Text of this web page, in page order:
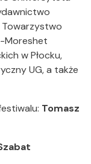
Moreshet
w Płocku,
UG, a także
Tomasz